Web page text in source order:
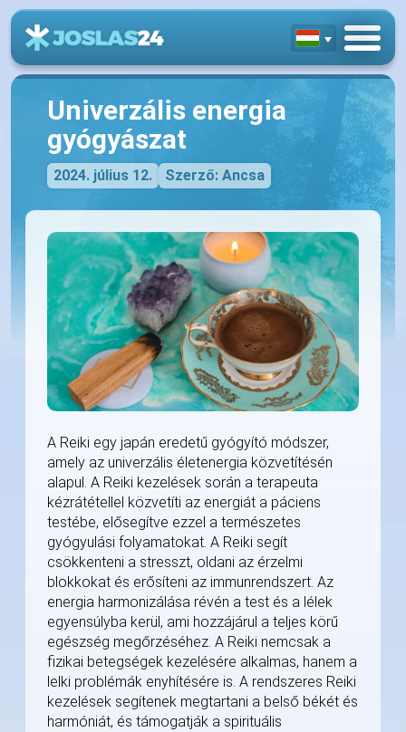
Univerzális energia
gyógyászat
2024. július 12. Szerző: Ancsa
A Reiki egy japán eredetű gyógyító módszer,
amely az univerzális életenergia közvetítésén
alapul. A Reiki kezelések során a terapeuta
kézrátétellel közvetíti az energiát a páciens
testébe, elősegítve ezzel a természetes
gyógyulási folyamatokat. A Reiki segít
csökkenteni a stresszt, oldani az érzelmi
blokkokat és erősíteni az immunrendszert. Az
energia harmonizálása révén a test és a lélek
egyensúlyba kerül, ami hozzájárul a teljes körű
egészség megőrzéséhez. A Reiki nemcsak a
fizikai betegségek kezelésére alkalmas, hanem a
lelki problémák enyhítésére is. A rendszeres Reiki
kezelések segítenek megtartani a belső békét és
harmóniát, és támogatják a spirituális